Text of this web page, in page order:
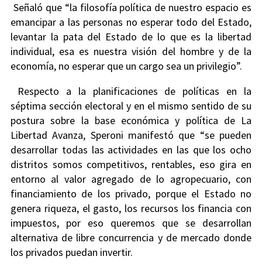
Señaló que “la filosofía política de nuestro espacio es
emancipar a las personas no esperar todo del Estado,
levantar la pata del Estado de lo que es la libertad
individual, esa es nuestra visión del hombre y de la
economía, no esperar que un cargo sea un privilegio”.
Respecto a la planificaciones de políticas en la
séptima sección electoral y en el mismo sentido de su
postura sobre la base económica y política de La
Libertad Avanza, Speroni manifestó que “se pueden
desarrollar todas las actividades en las que los ocho
distritos somos competitivos, rentables, eso gira en
entorno al valor agregado de lo agropecuario, con
financiamiento de los privado, porque el Estado no
genera riqueza, el gasto, los recursos los financia con
impuestos, por eso queremos que se desarrollan
alternativa de libre concurrencia y de mercado donde
los privados puedan invertir.